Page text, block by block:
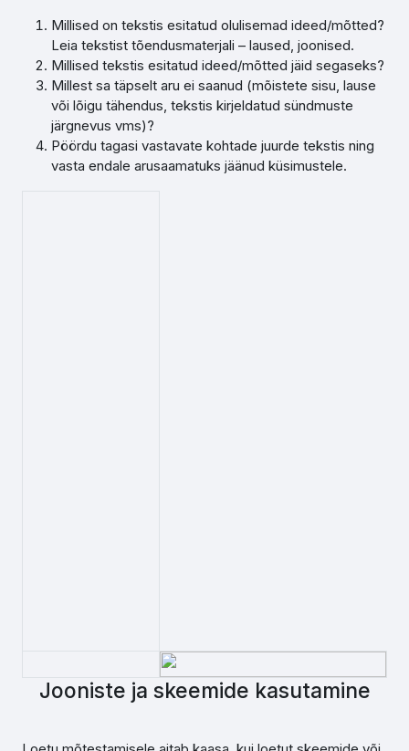
Millised on tekstis esitatud olulisemad ideed/mõtted?
Leia tekstist tõendusmaterjali – laused, joonised.
Millised tekstis esitatud ideed/mõtted jäid segaseks?
Millest sa täpselt aru ei saanud (mõistete sisu, lause
või lõigu tähendus, tekstis kirjeldatud sündmuste
järgnevus vms)?
Pöördu tagasi vastavate kohtade juurde tekstis ning
vasta endale arusaamatuks jäänud küsimustele.
Jooniste ja skeemide kasutamine